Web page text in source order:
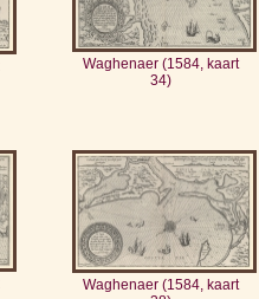
Waghenaer (1584, kaart
34)
Waghenaer (1584, kaart